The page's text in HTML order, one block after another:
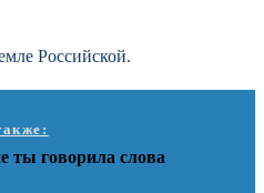
Российской.
ты говорила слова